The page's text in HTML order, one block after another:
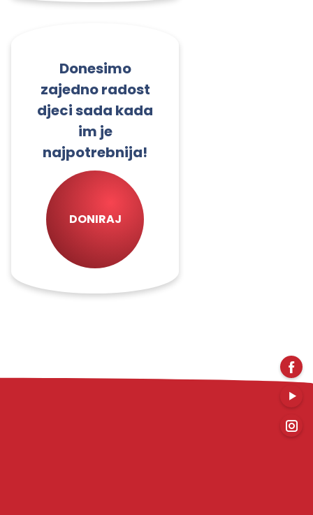
Donesimo
zajedno radost
djeci sada kada
im je
najpotrebnija!
DONIRAJ